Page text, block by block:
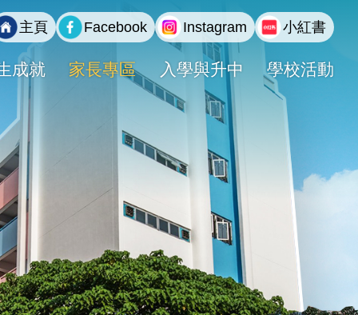
主頁 Facebook Instagram 小紅書
成就 家長專區 入學與升中 學校活動